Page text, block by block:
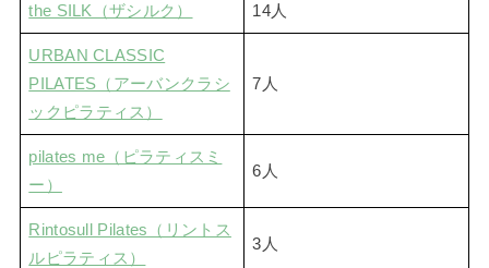
the SILK（ザシルク） 14人
URBAN CLASSIC
PILATES（アーバンクラシ
ックピラティス）
7人
pilates me（ピラティスミ
ー）
6人
Rintosull Pilates（リントス
ルピラティス）
3人